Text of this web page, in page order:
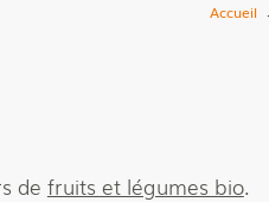
Accueil
de fruits et légumes bio.